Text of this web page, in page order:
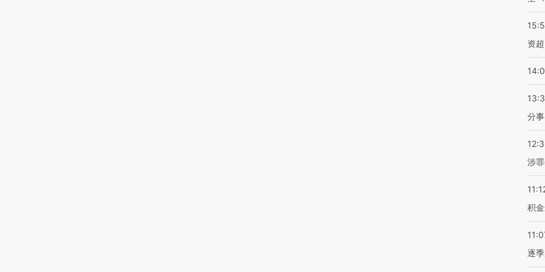
资
分
涉
积
逐